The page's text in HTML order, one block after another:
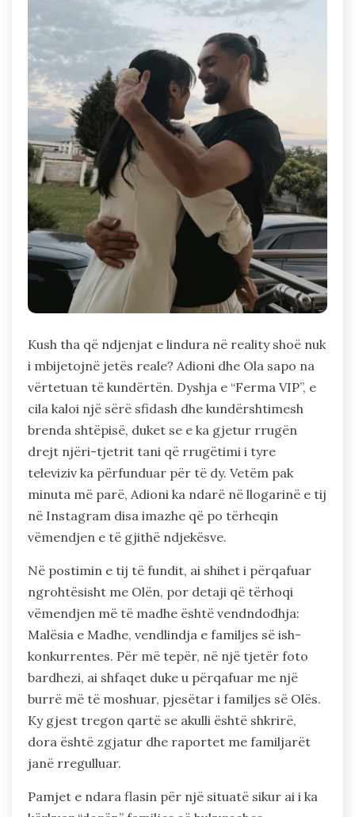
Kush tha që ndjenjat e lindura në reality shoë nuk
i mbijetojnë jetës reale? Adioni dhe Ola sapo na
vërtetuan të kundërtën. Dyshja e “Ferma VIP”, e
cila kaloi një sërë sfidash dhe kundërshtimesh
brenda shtëpisë, duket se e ka gjetur rrugën
drejt njëri-tjetrit tani që rrugëtimi i tyre
televiziv ka përfunduar për të dy. Vetëm pak
minuta më parë, Adioni ka ndarë në llogarinë e tij
në Instagram disa imazhe që po tërheqin
vëmendjen e të gjithë ndjekësve.
Në postimin e tij të fundit, ai shihet i përqafuar
ngrohtësisht me Olën, por detaji që tërhoqi
vëmendjen më të madhe është vendndodhja:
Malësia e Madhe, vendlindja e familjes së ish-
konkurrentes. Për më tepër, në një tjetër foto
bardhezi, ai shfaqet duke u përqafuar me një
burrë më të moshuar, pjesëtar i familjes së Olës.
Ky gjest tregon qartë se akulli është shkrirë,
dora është zgjatur dhe raportet me familjarët
janë rregulluar.
Pamjet e ndara flasin për një situatë sikur ai i ka